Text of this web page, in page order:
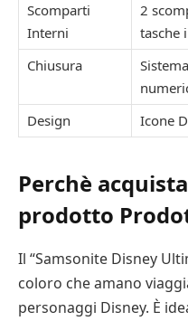
Scomparti
Interni
2
tasche
Chiusura
Design
Icone
Perchè
prodotto
Il “Samsonite Disney
coloro che amano
personaggi Disney. È